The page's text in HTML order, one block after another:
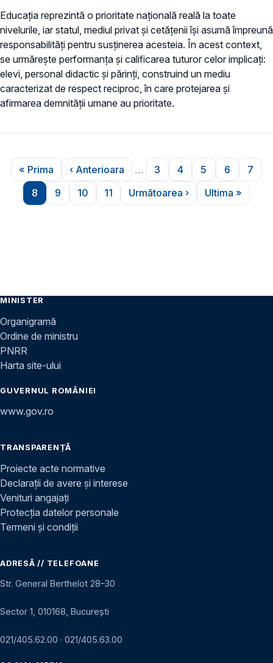
Educația reprezintă o prioritate națională reală la toate
nivelurile, iar statul, mediul privat și cetățenii își asumă împreună
responsabilități pentru susținerea acesteia. În acest context,
se urmărește performanța și calificarea tuturor celor implicați:
elevi, personal didactic și părinți, construind un mediu
caracterizat de respect reciproc, în care protejarea și
afirmarea demnității umane au prioritate.
Paginare
Prima pagină
« Prima
Pagina anterioară
‹ Anterioara …
Pagina
3
Pagina
4
Pagina
5
Pagina
6 7
Pagina
8
Pagina
9
Pagina
10
Pagina
11
Pagina următoare
Următoarea ›
Ultima
Ultima »
MINISTER
Organigramă
Ordine de ministru
PNRR
Harta site-ului
GUVERNUL ROMÂNIEI
www.gov.ro
TRANSPARENȚĂ
Proiecte acte normative
Declarații de avere și interese
Venituri angajați
Protecția datelor personale
Termeni și condiții
ADRESĂ // TELEFOANE
Str. General Berthelot 28–30
Sector 1, 010168, București
021/405.62.00 · 021/405.63.00